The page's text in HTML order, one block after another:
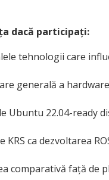
dacă participați:
tehnologii care
generală a
Ubuntu 22.04-ready
KRS ca dezvoltarea
comparativă față de